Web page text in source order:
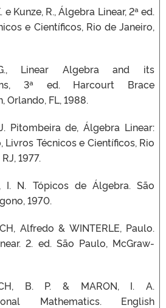
e Kunze, R., Álgebra Linear, 2ª ed.
e Científicos, Rio de Janeiro,
Linear Algebra and its
3ª ed. Harcourt Brace
Orlando, FL, 1988.
Pitombeira de, Álgebra Linear:
Livros Técnicos e Científicos, Rio
1977.
I. N. Tópicos de Álgebra. São
1970.
Alfredo & WINTERLE, Paulo.
2. ed. São Paulo, McGraw-
B. P. & MARON, I. A.
Mathematics. English